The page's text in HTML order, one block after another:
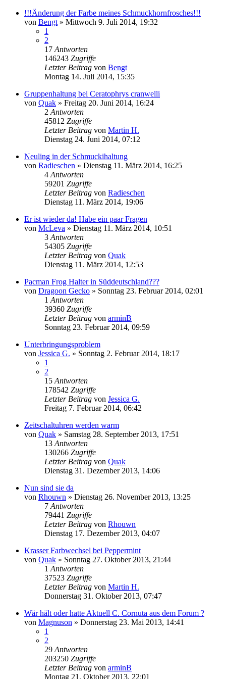
!!!Änderung der Farbe meines Schmuckhornfrosches!!!
von Bengt » Mittwoch 9. Juli 2014, 19:32
1
2
17 Antworten
146243 Zugriffe
Letzter Beitrag von Bengt
Montag 14. Juli 2014, 15:35
Gruppenhaltung bei Ceratophrys cranwelli
von Quak » Freitag 20. Juni 2014, 16:24
2 Antworten
45812 Zugriffe
Letzter Beitrag von Martin H.
Dienstag 24. Juni 2014, 07:12
Neuling in der Schmuckihaltung
von Radieschen » Dienstag 11. März 2014, 16:25
4 Antworten
59201 Zugriffe
Letzter Beitrag von Radieschen
Dienstag 11. März 2014, 19:06
Er ist wieder da! Habe ein paar Fragen
von McLeva » Dienstag 11. März 2014, 10:51
3 Antworten
54305 Zugriffe
Letzter Beitrag von Quak
Dienstag 11. März 2014, 12:53
Pacman Frog Halter in Süddeutschland???
von Dragoon Gecko » Sonntag 23. Februar 2014, 02:01
1 Antworten
39360 Zugriffe
Letzter Beitrag von arminB
Sonntag 23. Februar 2014, 09:59
Unterbringungsproblem
von Jessica G. » Sonntag 2. Februar 2014, 18:17
1
2
15 Antworten
178542 Zugriffe
Letzter Beitrag von Jessica G.
Freitag 7. Februar 2014, 06:42
Zeitschaltuhren werden warm
von Quak » Samstag 28. September 2013, 17:51
13 Antworten
130266 Zugriffe
Letzter Beitrag von Quak
Dienstag 31. Dezember 2013, 14:06
Nun sind sie da
von Rhouwn » Dienstag 26. November 2013, 13:25
7 Antworten
79441 Zugriffe
Letzter Beitrag von Rhouwn
Dienstag 17. Dezember 2013, 04:07
Krasser Farbwechsel bei Peppermint
von Quak » Sonntag 27. Oktober 2013, 21:44
1 Antworten
37523 Zugriffe
Letzter Beitrag von Martin H.
Donnerstag 31. Oktober 2013, 07:47
Wär hält oder hatte Aktuell C. Cornuta aus dem Forum ?
von Magnuson » Donnerstag 23. Mai 2013, 14:41
1
2
29 Antworten
203250 Zugriffe
Letzter Beitrag von arminB
Montag 21. Oktober 2013, 22:01